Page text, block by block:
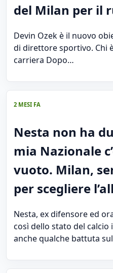
del Milan per il
Devin Ozek è il nuovo
di direttore sportivo. Chi
carriera Dopo…
2 MESI FA
Nesta non ha
mia Nazionale
vuoto. Milan,
per scegliere
Nesta, ex difensore ed
così dello stato del calcio
anche qualche battuta